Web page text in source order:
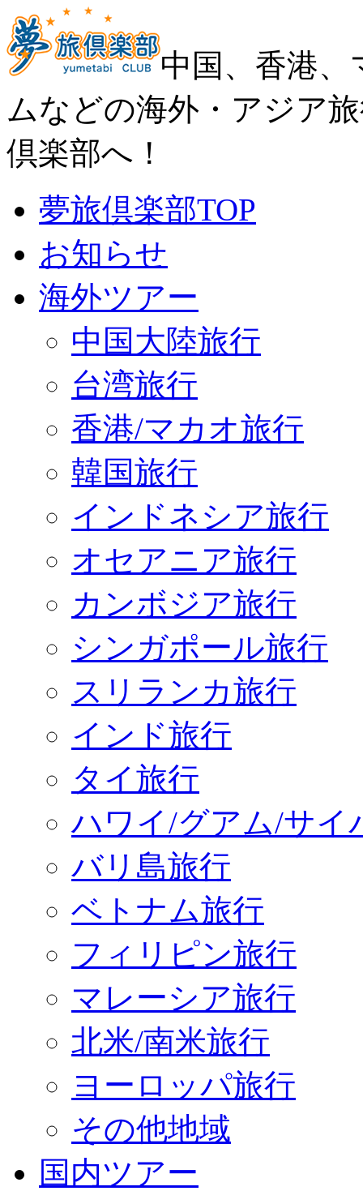
中国、香港
ムなどの海外・アジア
倶楽部へ！
夢旅倶楽部TOP
お知らせ
海外ツアー
中国大陸旅行
台湾旅行
香港/マカオ旅行
韓国旅行
インドネシア旅行
オセアニア旅行
カンボジア旅行
シンガポール旅行
スリランカ旅行
インド旅行
タイ旅行
ハワイ/グアム/サイ
バリ島旅行
ベトナム旅行
フィリピン旅行
マレーシア旅行
北米/南米旅行
ヨーロッパ旅行
その他地域
国内ツアー